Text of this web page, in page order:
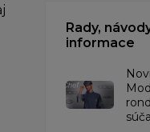
Rady,
informace